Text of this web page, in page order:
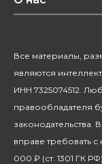
Уход за домом
Посуда
Все материалы,
являются
ИНН 7325074512.
правообладателя
законодательства.
вправе требовать
000 ₽ (ст. 1301 ГК